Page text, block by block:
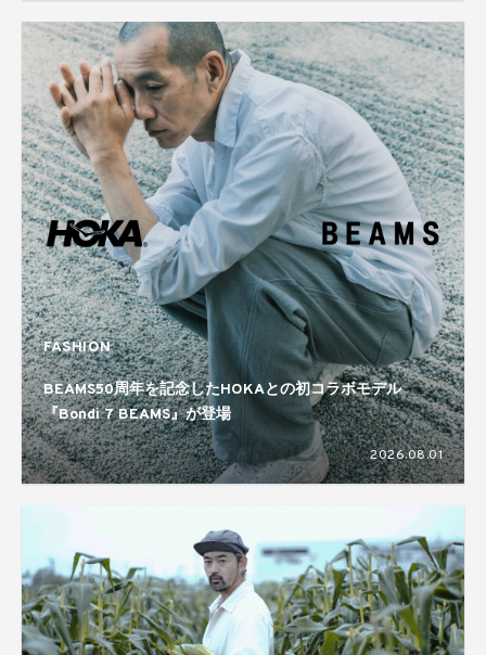
FASHION
BEAMS50周年を記念したHOKAとの初コラボモデル
『Bondi 7 BEAMS』が登場
2026.08.01